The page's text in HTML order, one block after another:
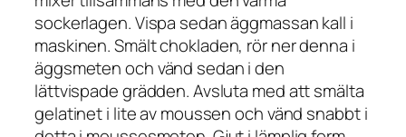
sockerlagen. Vispa sedan äggmassan kall i
maskinen. Smält chokladen, rör ner denna i
äggsmeten och vänd sedan i den
lättvispade grädden. Avsluta med att smälta
gelatinet i lite av moussen och vänd snabbt i